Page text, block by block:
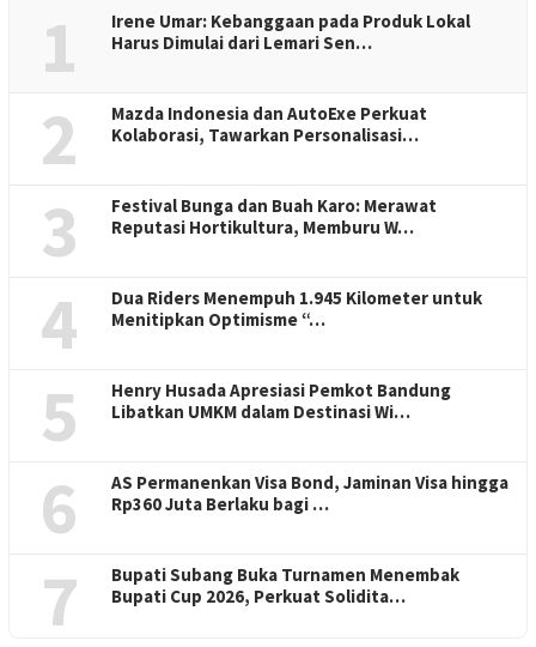
1
Irene Umar: Kebanggaan pada Produk Lokal
Harus Dimulai dari Lemari Sen…
2
Mazda Indonesia dan AutoExe Perkuat
Kolaborasi, Tawarkan Personalisasi…
3
Festival Bunga dan Buah Karo: Merawat
Reputasi Hortikultura, Memburu W…
4
Dua Riders Menempuh 1.945 Kilometer untuk
Menitipkan Optimisme “…
5
Henry Husada Apresiasi Pemkot Bandung
Libatkan UMKM dalam Destinasi Wi…
6
AS Permanenkan Visa Bond, Jaminan Visa hingga
Rp360 Juta Berlaku bagi …
7
Bupati Subang Buka Turnamen Menembak
Bupati Cup 2026, Perkuat Solidita…